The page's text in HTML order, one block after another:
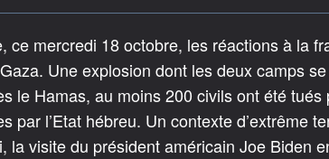
ce mercredi 18 octobre, les réactions à la
Une explosion dont les deux camps
le Hamas, au moins 200 civils ont été
par l’Etat hébreu. Un contexte d’extrême
la visite du président américain Joe Biden